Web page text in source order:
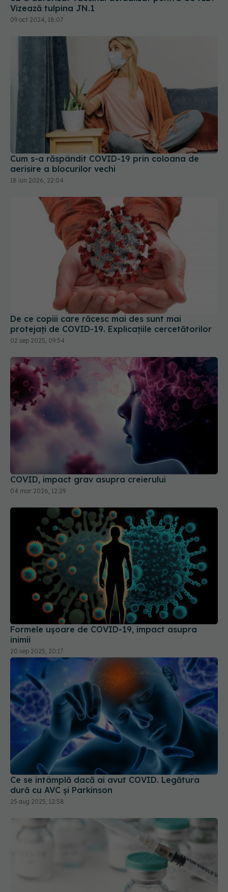
Cum s-a răspândit COVID-19 prin coloana de
aerisire a blocurilor vechi
18 iun 2026, 22:04
De ce copiii care răcesc mai des sunt mai
protejați de COVID-19. Explicațiile cercetătorilor
02 sep 2025, 09:54
COVID, impact grav asupra creierului
Formele ușoare de COVID-19, impact asupra
20 sep 2025, 20:17
Ce se întâmplă dacă ai avut COVID. Legătura
dură cu AVC și Parkinson
25 aug 2025, 12:58